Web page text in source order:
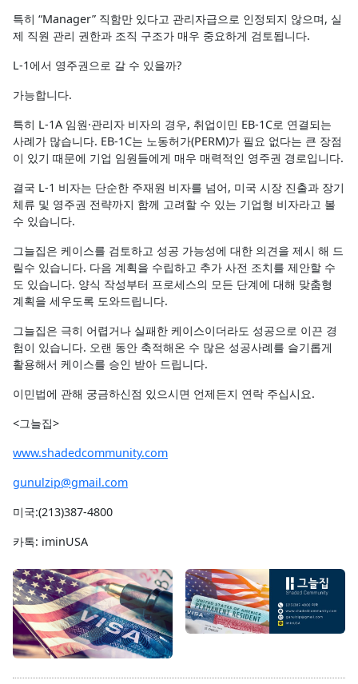
특히 “Manager” 직함만 있다고 관리자급으로 인정되지 않으며, 실
제 직원 관리 권한과 조직 구조가 매우 중요하게 검토됩니다.
L-1에서 영주권으로 갈 수 있을까?
가능합니다.
특히 L-1A 임원·관리자 비자의 경우, 취업이민 EB-1C로 연결되는
사례가 많습니다. EB-1C는 노동허가(PERM)가 필요 없다는 큰 장점
이 있기 때문에 기업 임원들에게 매우 매력적인 영주권 경로입니다.
결국 L-1 비자는 단순한 주재원 비자를 넘어, 미국 시장 진출과 장기
체류 및 영주권 전략까지 함께 고려할 수 있는 기업형 비자라고 볼
수 있습니다.
그늘집은 케이스를 검토하고 성공 가능성에 대한 의견을 제시 해 드
릴수 있습니다. 다음 계획을 수립하고 추가 사전 조치를 제안할 수
도 있습니다. 양식 작성부터 프로세스의 모든 단계에 대해 맞춤형
계획을 세우도록 도와드립니다.
그늘집은 극히 어렵거나 실패한 케이스이더라도 성공으로 이끈 경
험이 있습니다. 오랜 동안 축적해온 수 많은 성공사례를 슬기롭게
활용해서 케이스를 승인 받아 드립니다.
이민법에 관해 궁금하신점 있으시면 언제든지 연락 주십시요.
<그늘집>
www.shadedcommunity.com
gunulzip@gmail.com
미국:(213)387-4800
카톡: iminUSA